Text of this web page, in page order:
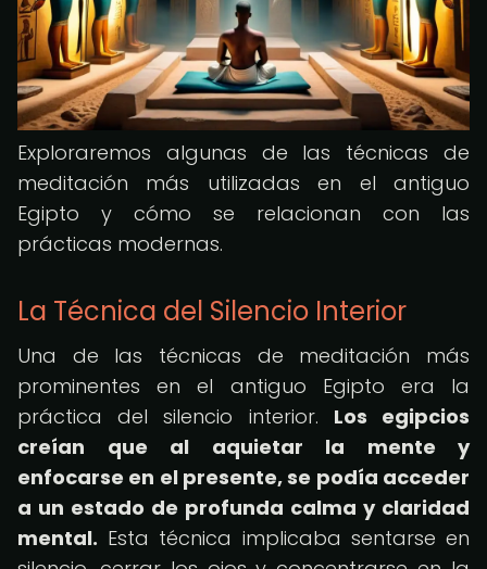
Exploraremos algunas de las técnicas de
meditación más utilizadas en el antiguo
Egipto y cómo se relacionan con las
prácticas modernas.
La Técnica del Silencio Interior
Una de las técnicas de meditación más
prominentes en el antiguo Egipto era la
práctica del silencio interior. Los egipcios
creían que al aquietar la mente y
enfocarse en el presente, se podía acceder
a un estado de profunda calma y claridad
mental. Esta técnica implicaba sentarse en